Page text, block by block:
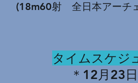
(18m60射 全日本アーチ
タイムスケジ
＊12月23日